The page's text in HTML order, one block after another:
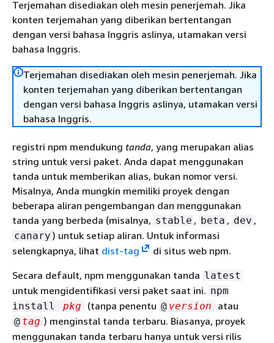
Terjemahan disediakan oleh mesin penerjemah. Jika
konten terjemahan yang diberikan bertentangan
dengan versi bahasa Inggris aslinya, utamakan versi
bahasa Inggris.
Terjemahan disediakan oleh mesin penerjemah. Jika
konten terjemahan yang diberikan bertentangan
dengan versi bahasa Inggris aslinya, utamakan versi
bahasa Inggris.
registri npm mendukung tanda, yang merupakan alias
string untuk versi paket. Anda dapat menggunakan
tanda untuk memberikan alias, bukan nomor versi.
Misalnya, Anda mungkin memiliki proyek dengan
beberapa aliran pengembangan dan menggunakan
tanda yang berbeda (misalnya, stable , beta , dev ,
canary ) untuk setiap aliran. Untuk informasi
selengkapnya, lihat dist-tag
di situs web npm.
Secara default, npm menggunakan tanda latest
untuk mengidentifikasi versi paket saat ini. npm
install
pkg (tanpa penentu @ version atau
@ tag ) menginstal tanda terbaru. Biasanya, proyek
menggunakan tanda terbaru hanya untuk versi rilis